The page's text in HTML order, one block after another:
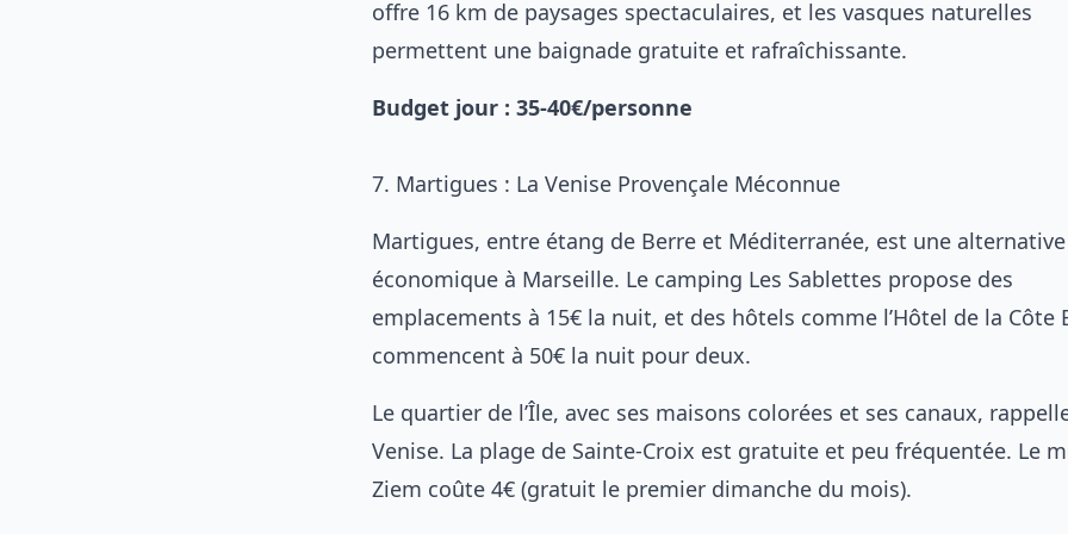
offre 16 km de paysages spectaculaires, et les vasques naturelles
permettent une baignade gratuite et rafraîchissante.
Budget jour : 35-40€/personne
7. Martigues : La Venise Provençale Méconnue
Martigues, entre étang de Berre et Méditerranée, est une alternative
économique à Marseille. Le camping Les Sablettes propose des
emplacements à 15€ la nuit, et des hôtels comme l’Hôtel de la Côte
commencent à 50€ la nuit pour deux.
Le quartier de l’Île, avec ses maisons colorées et ses canaux,
Venise. La plage de Sainte-Croix est gratuite et peu fréquentée. Le
Ziem coûte 4€ (gratuit le premier dimanche du mois).